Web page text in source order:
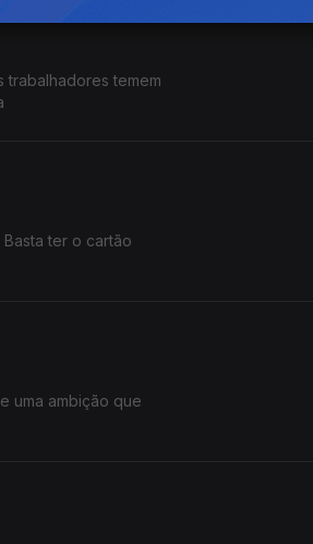
trabalhadores temem
ter o cartão